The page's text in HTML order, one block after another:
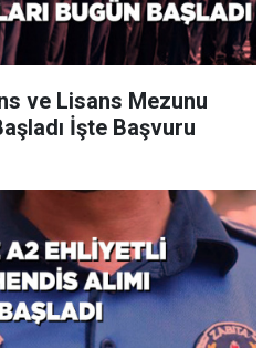
ve Lisans Mezunu
İşte Başvuru